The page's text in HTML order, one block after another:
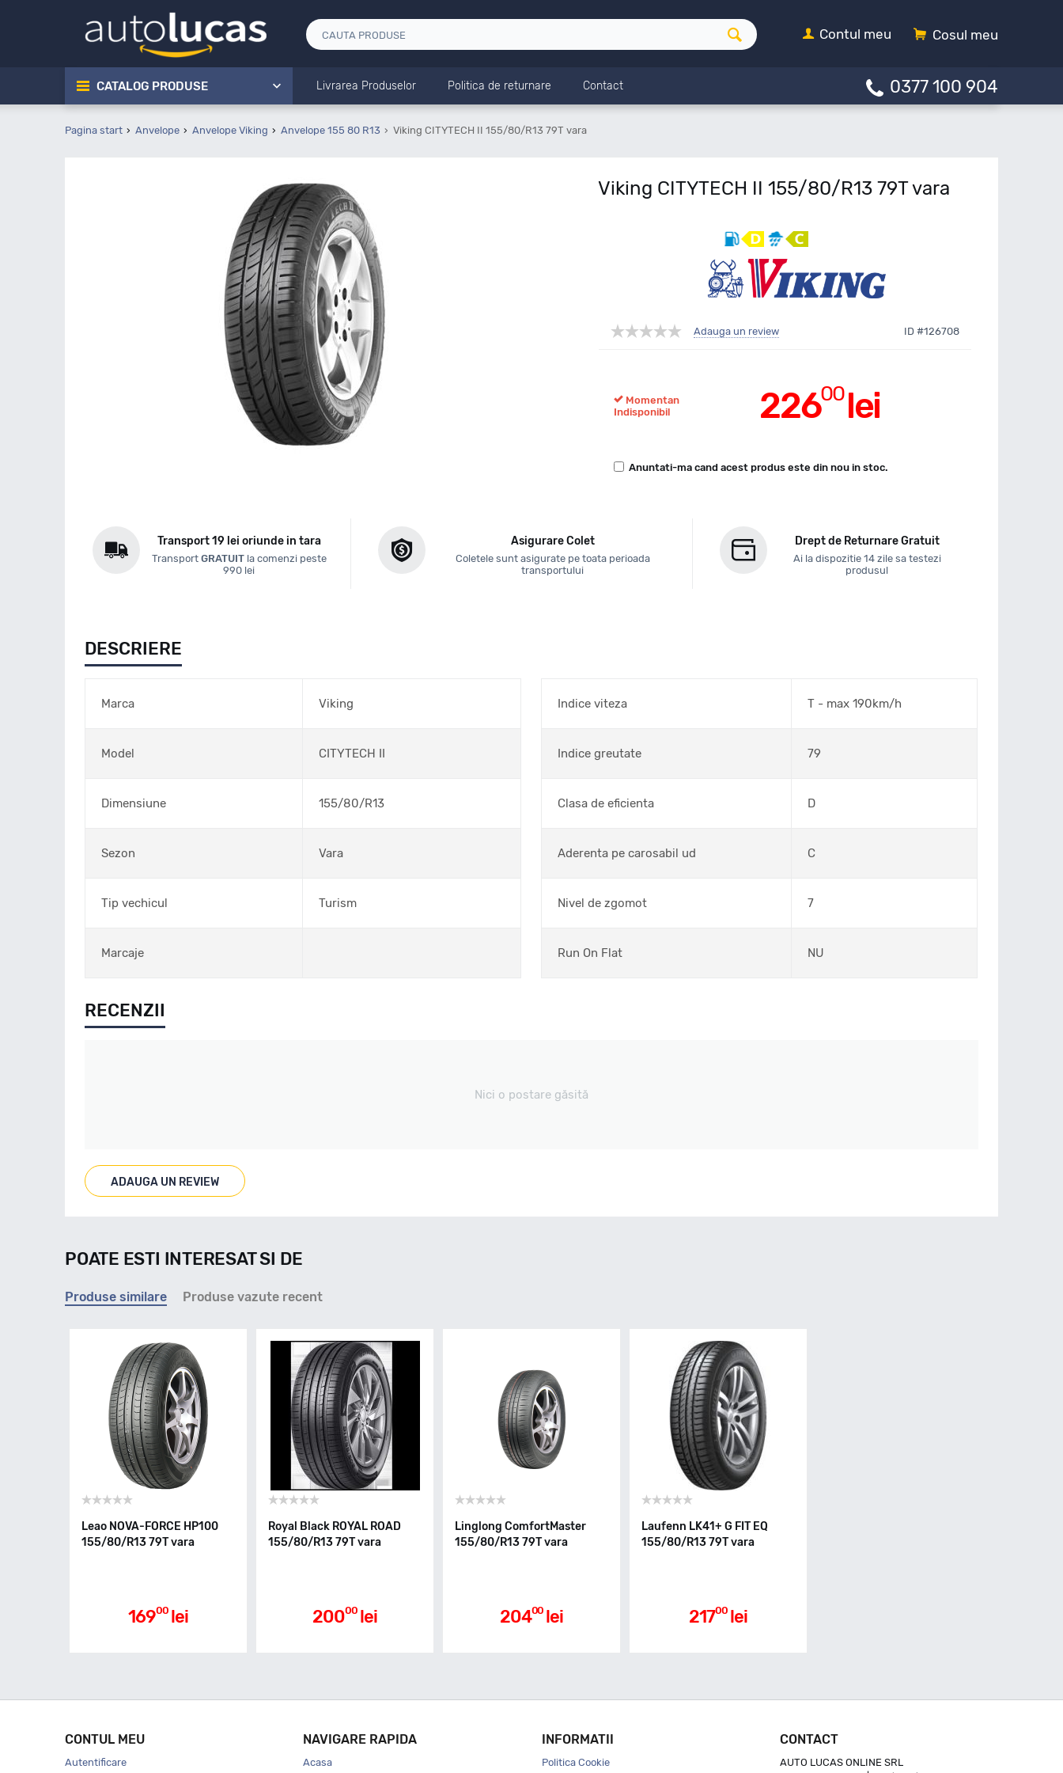
Cosul meu
Contul meu
CATALOG PRODUSE Livrarea Produselor Politica de returnare Contact 0377 100 904
Pagina start Anvelope Anvelope Viking Anvelope 155 80 R13 Viking CITYTECH II 155/80/R13 79T vara
Viking CITYTECH II 155/80/R13 79T vara
Adauga un review ID #126708
22600lei
Momentan
Indisponibil
Anuntati-ma cand acest produs este din nou in stoc.
Transport 19 lei oriunde in tara
Transport GRATUITla comenzi peste
990 lei
Asigurare Colet
Coletele sunt asigurate pe toata perioada
transportului
Drept de Returnare Gratuit
Ai la dispozitie 14 zile sa testezi
produsul
DESCRIERE
Marca Viking
Model CITYTECH II
Dimensiune 155/80/R13
Sezon Vara
Tip vechicul Turism
Marcaje
Indice viteza T - max 190km/h
Indice greutate 79
Clasa de eficienta D
Aderenta pe carosabil ud C
Nivel de zgomot 7
Run On Flat NU
RECENZII
Nici o postare găsită
ADAUGA UN REVIEW
POATE ESTI INTERESAT SI DE
Produse similare Produse vazute recent
Leao NOVA-FORCE HP100
155/80/R13 79T vara
16900 lei
Royal Black ROYAL ROAD
155/80/R13 79T vara
20000 lei
Linglong ComfortMaster
155/80/R13 79T vara
20400 lei
Laufenn LK41+ G FIT EQ
155/80/R13 79T vara
21700 lei
CONTUL MEU
Autentificare
NAVIGARE RAPIDA
Acasa
INFORMATII
Politica Cookie
CONTACT
AUTO LUCAS ONLINE SRL